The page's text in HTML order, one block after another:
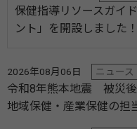
保健指導リソースガイ
ント」を開設しました！
2026年08月06日 ニュース
令和8年熊本地震 被災
地域保健・産業保健の担